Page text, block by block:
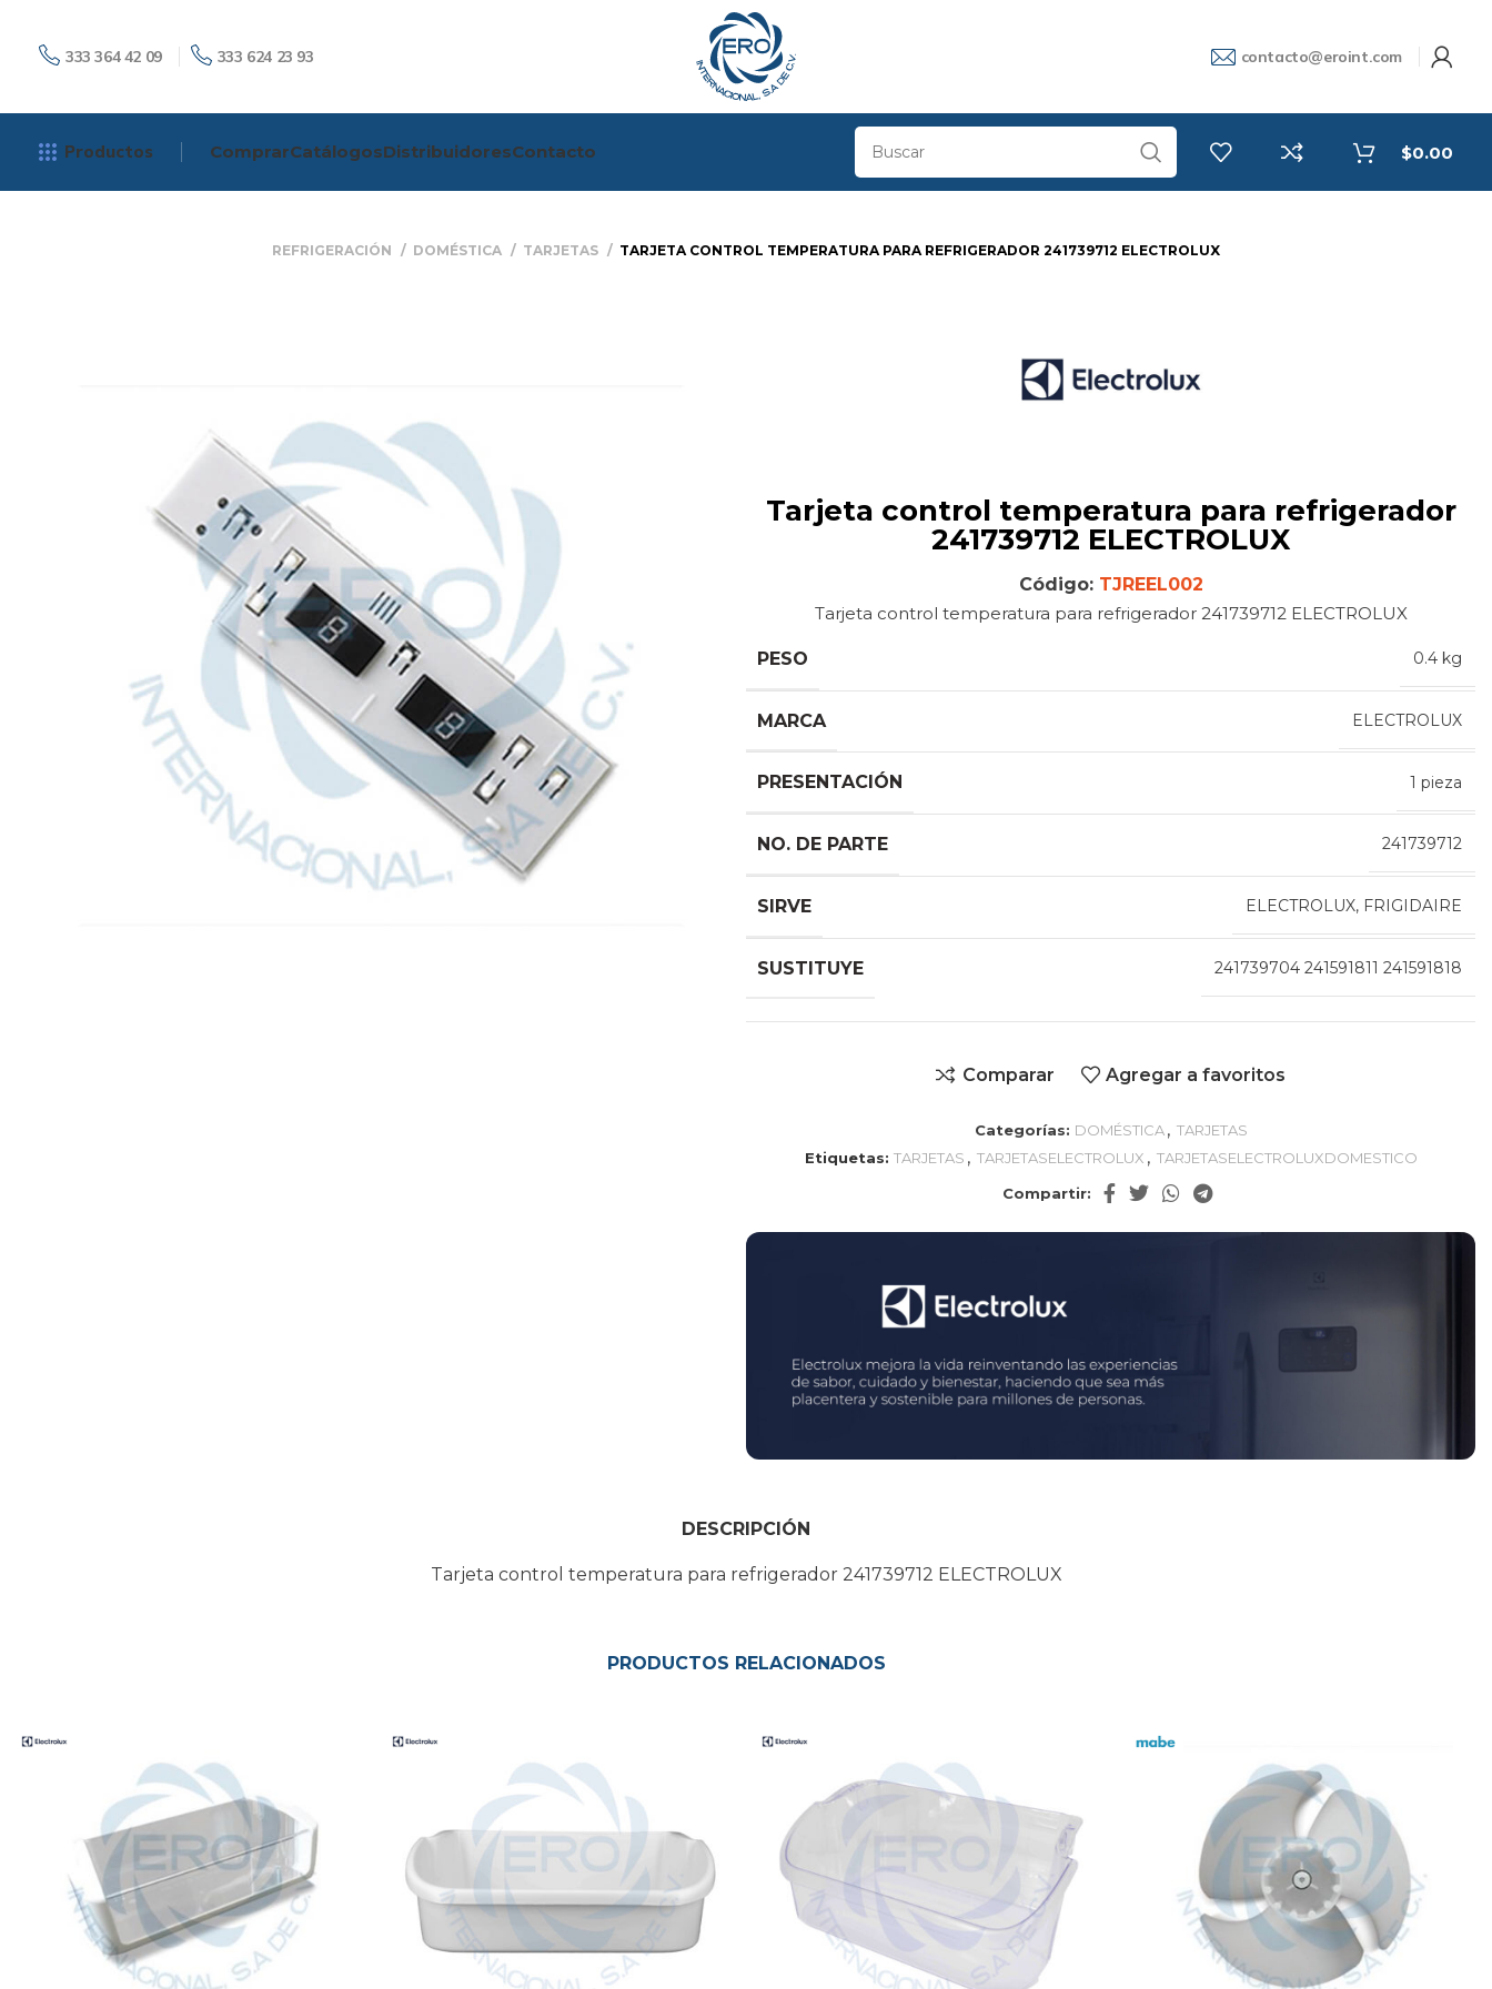
333 364 42 09 333 624 23 93 contacto@eroint.com
Productos ComprarCatálogosDistribuidoresContacto $0.00
REFRIGERACIÓN DOMÉSTICA TARJETAS TARJETA CONTROL TEMPERATURA PARA REFRIGERADOR 241739712 ELECTROLUX
Tarjeta control temperatura para refrigerador
241739712 ELECTROLUX
Código: TJREEL002
Tarjeta control temperatura para refrigerador 241739712 ELECTROLUX
PESO 0.4 kg
MARCA ELECTROLUX
PRESENTACIÓN 1 pieza
NO. DE PARTE 241739712
SIRVE ELECTROLUX, FRIGIDAIRE
SUSTITUYE 241739704 241591811 241591818
Comparar Agregar a favoritos
Categorías: DOMÉSTICA , TARJETAS
Etiquetas: TARJETAS , TARJETASELECTROLUX , TARJETASELECTROLUXDOMESTICO
Compartir:
DESCRIPCIÓN
Tarjeta control temperatura para refrigerador 241739712 ELECTROLUX
PRODUCTOS RELACIONADOS